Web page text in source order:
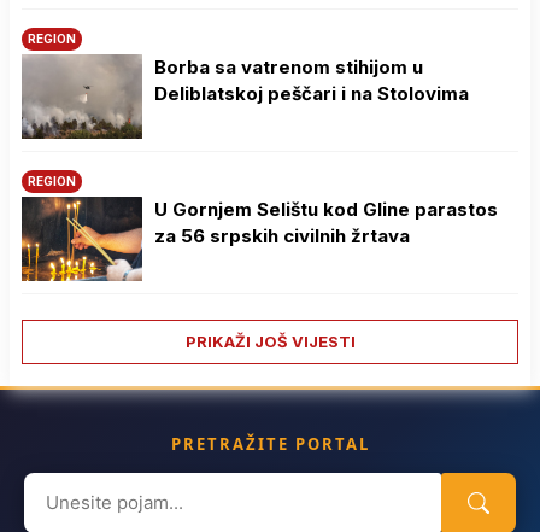
REGION
Borba sa vatrenom stihijom u
Deliblatskoj peščari i na Stolovima
REGION
U Gornjem Selištu kod Gline parastos
za 56 srpskih civilnih žrtava
PRIKAŽI JOŠ VIJESTI
PRETRAŽITE PORTAL
Search
for: